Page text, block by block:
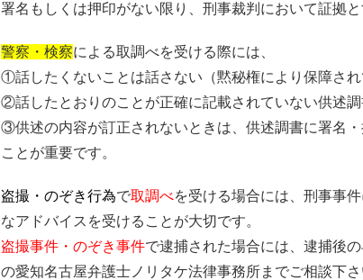
署名もしくは押印がない限り、刑事裁判において証拠と
警察・検察による取調べを受ける際には、
①話したくないことは話さない（黙秘権により保障され
②話したとおりのことが正確に記載されていない供述
③供述の内容が訂正されないときは、供述調書に署名
ことが重要です。
盗撮・のぞき行為で取調べを受ける場合には、刑事事
なアドバイスを受けることが大切です。
盗撮事件・のぞき事件で逮捕された場合には、逮捕後
の愛知名古屋弁護士ノリタケ法律事務所までご相談下さ